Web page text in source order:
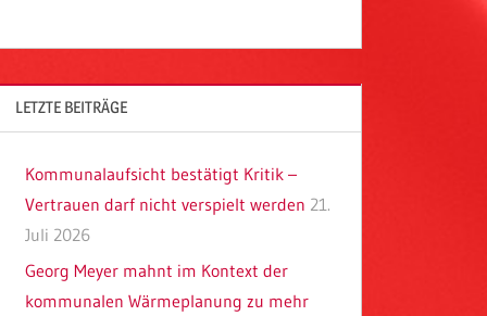
LETZTE BEITRÄGE
Kommunalaufsicht bestätigt Kritik –
Vertrauen darf nicht verspielt werden 21.
Juli 2026
Georg Meyer mahnt im Kontext der
kommunalen Wärmeplanung zu mehr